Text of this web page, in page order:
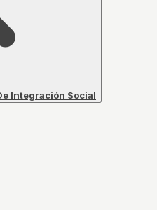
Integración Social